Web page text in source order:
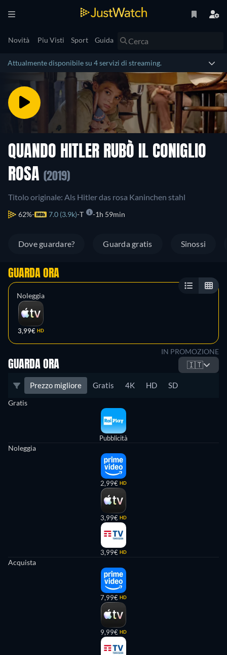
Novità Piu Visti Sport Guida
Attualmente disponibile su 4 servizi di streaming.
QUANDO HITLER RUBÒ IL CONIGLIO
ROSA (2019)
Titolo originale: Als Hitler das rosa Kaninchen stahl
62% 7.0 (3.9k) T 1h 59min
Dove guardare? Guarda gratis Sinossi
GUARDA ORA
Noleggia
3,99€ HD
IN PROMOZIONE
GUARDA ORA 🇮🇹
Prezzo migliore Gratis 4K HD SD
Gratis
Pubblicità
Noleggia
2,99€ HD
3,99€ HD
3,99€ HD
Acquista
7,99€ HD
9,99€ HD